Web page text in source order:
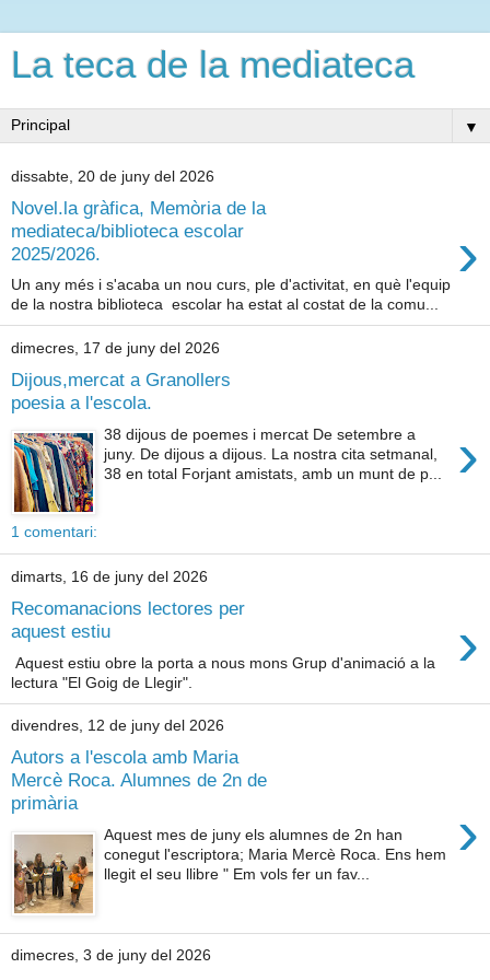
La teca de la mediateca
▼
dissabte, 20 de juny del 2026
Novel.la gràfica, Memòria de la
mediateca/biblioteca escolar
2025/2026.
›
Un any més i s'acaba un nou curs, ple d'activitat, en què l'equip
de la nostra biblioteca escolar ha estat al costat de la comu...
dimecres, 17 de juny del 2026
Dijous,mercat a Granollers
poesia a l'escola.
›
38 dijous de poemes i mercat De setembre a
juny. De dijous a dijous. La nostra cita setmanal,
38 en total Forjant amistats, amb un munt de p...
1 comentari:
dimarts, 16 de juny del 2026
Recomanacions lectores per
aquest estiu
›
Aquest estiu obre la porta a nous mons Grup d'animació a la
lectura "El Goig de Llegir".
divendres, 12 de juny del 2026
Autors a l'escola amb Maria
Mercè Roca. Alumnes de 2n de
primària
›
Aquest mes de juny els alumnes de 2n han
conegut l'escriptora; Maria Mercè Roca. Ens hem
llegit el seu llibre " Em vols fer un fav...
dimecres, 3 de juny del 2026